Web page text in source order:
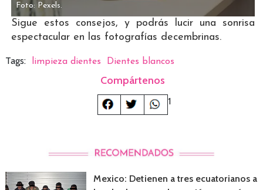
Foto: Pexels.
Sigue estos consejos, y podrás lucir una sonrisa
espectacular en las fotografías decembrinas.
Tags: limpieza dientes Dientes blancos
Compártenos
1
Mexico: Detienen a tres ecuatorianos a